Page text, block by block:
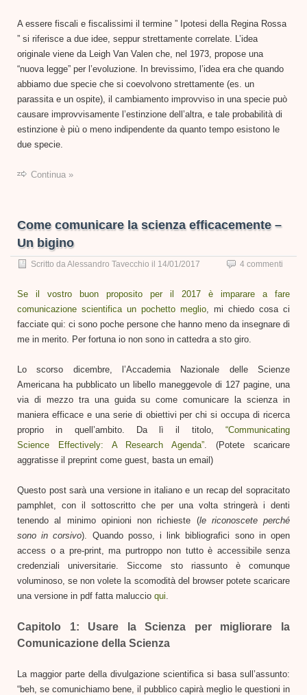
A essere fiscali e fiscalissimi il termine ” Ipotesi della Regina Rossa
” si riferisce a due idee, seppur strettamente correlate. L’idea
originale viene da Leigh Van Valen che, nel 1973, propose una
“nuova legge” per l’evoluzione. In brevissimo, l’idea era che quando
abbiamo due specie che si coevolvono strettamente (es. un
parassita e un ospite), il cambiamento improvviso in una specie può
causare improvvisamente l’estinzione dell’altra, e tale probabilità di
estinzione è più o meno indipendente da quanto tempo esistono le
due specie.
Continua »
Come comunicare la scienza efficacemente –
Un bigino
Scritto da Alessandro Tavecchio il 14/01/2017 4 commenti
Se il vostro buon proposito per il 2017 è imparare a fare
comunicazione scientifica un pochetto meglio , mi chiedo cosa ci
facciate qui: ci sono poche persone che hanno meno da insegnare di
me in merito. Per fortuna io non sono in cattedra a sto giro.
Lo scorso dicembre, l’Accademia Nazionale delle Scienze
Americana ha pubblicato un libello maneggevole di 127 pagine, una
via di mezzo tra una guida su come comunicare la scienza in
maniera efficace e una serie di obiettivi per chi si occupa di ricerca
proprio in quell’ambito. Da lì il titolo, “Communicating
Science Effectively: A Research Agenda” . (Potete scaricare
aggratisse il preprint come guest, basta un email)
Questo post sarà una versione in italiano e un recap del sopracitato
pamphlet, con il sottoscritto che per una volta stringerà i denti
tenendo al minimo opinioni non richieste (le riconoscete perché
sono in corsivo). Quando posso, i link bibliografici sono in open
access o a pre-print, ma purtroppo non tutto è accessibile senza
credenziali universitarie. Siccome sto riassunto è comunque
voluminoso, se non volete la scomodità del browser potete scaricare
una versione in pdf fatta maluccio qui
Capitolo 1: Usare la Scienza per migliorare la
Comunicazione della Scienza
La maggior parte della divulgazione scientifica si basa sull’assunto:
“beh, se comunichiamo bene, il pubblico capirà meglio le questioni in